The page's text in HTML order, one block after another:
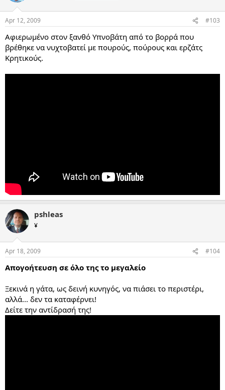
Apr 12, 2009 #103
Αφιερωμένο στον ξανθό Υπνοβάτη από το βορρά που
βρέθηκε να νυχτοβατεί με πουρούς, πούρους και ερζάτς
Κρητικούς.
pshleas
¥
Apr 18, 2009 #104
Απογοήτευση σε όλο της το μεγαλείο
Ξεκινά η γάτα, ως δεινή κυνηγός, να πιάσει το περιστέρι,
αλλά... δεν τα καταφέρνει!
Δείτε την αντίδρασή της!